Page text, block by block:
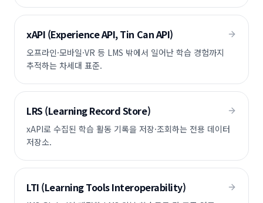
xAPI (Experience API, Tin Can API)
오프라인·모바일·VR 등 LMS 밖에서 일어난 학습 경험까지
추적하는 차세대 표준.
LRS (Learning Record Store)
xAPI로 수집된 학습 활동 기록을 저장·조회하는 전용 데이터
저장소.
LTI (Learning Tools Interoperability)